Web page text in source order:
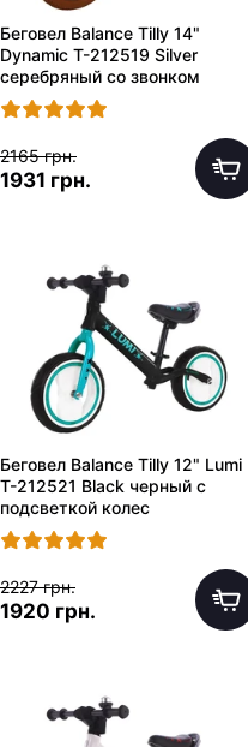
Беговел Balance Tilly 14"
Dynamic T-212519 Silver
серебряный со звонком
2165 грн.
1931 грн.
Беговел Balance Tilly 12" Lumi
T-212521 Black черный с
подсветкой колес
2227 грн.
1920 грн.